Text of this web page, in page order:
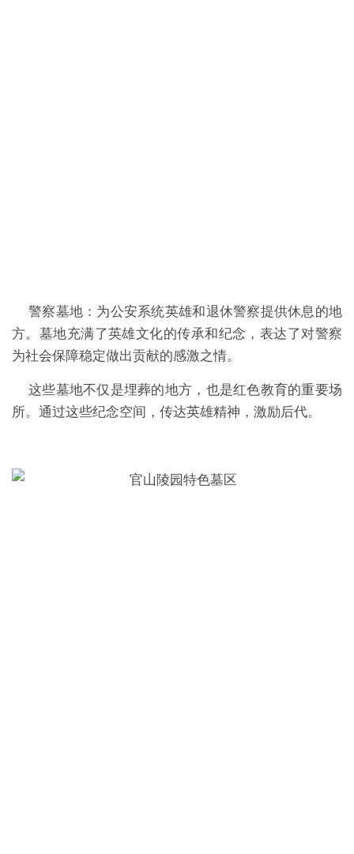
警察墓地：为公安系统英雄和退休警察提供休息的地
方。墓地充满了英雄文化的传承和纪念，表达了对警察
为社会保障稳定做出贡献的感激之情。
这些墓地不仅是埋葬的地方，也是红色教育的重要场
所。通过这些纪念空间，传达英雄精神，激励后代。